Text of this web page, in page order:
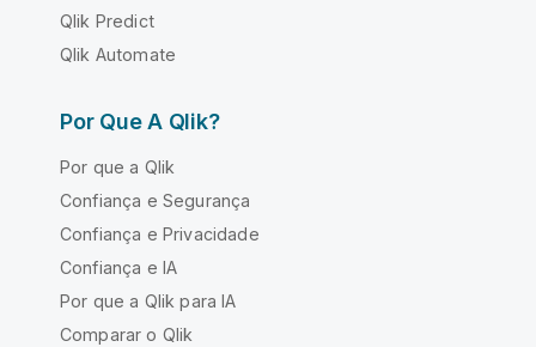
Qlik Predict
Qlik Automate
Por Que A Qlik?
Por que a Qlik
Confiança e Segurança
Confiança e Privacidade
Confiança e IA
Por que a Qlik para IA
Comparar o Qlik